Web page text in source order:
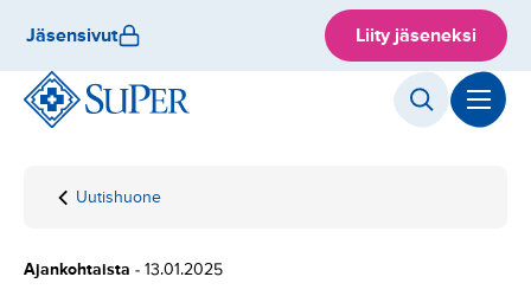
sisältöön
Jäsensivut Liity jäseneksi
Etusivu
Uutishuone
Avoin kirje
maahanmuutosta
Ajankohtaista - 13.01.2025